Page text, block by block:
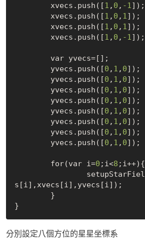
	xvecs.push([
1 , 0 , -1]);
	xvecs.push([
1 , 0 , 1]);
	xvecs.push([
1 , 0 , 1]);
	xvecs.push([
1 , 0 , -1]);
	yvecs.push([
0 , 1 , 0]);
	yvecs.push([
0 , 1 , 0]);
	yvecs.push([
0 , 1 , 0]);
	yvecs.push([
0 , 1 , 0]);
	yvecs.push([
0 , 1 , 0]);
	yvecs.push([
0 , 1 , 0]);
	yvecs.push([
0 , 1 , 0]);
	yvecs.push([
0 , 1 , 0]);
	for(var i=
0 ;i<8 ;i++){
s[i],xvecs[i],yvecs[i]);
分別設定八個方位的星星坐標系